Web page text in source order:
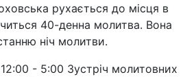
рухається до місця в
40-денна молитва. Вона
ніч молитви.
12:00 - 5:00 Зустріч молитовних